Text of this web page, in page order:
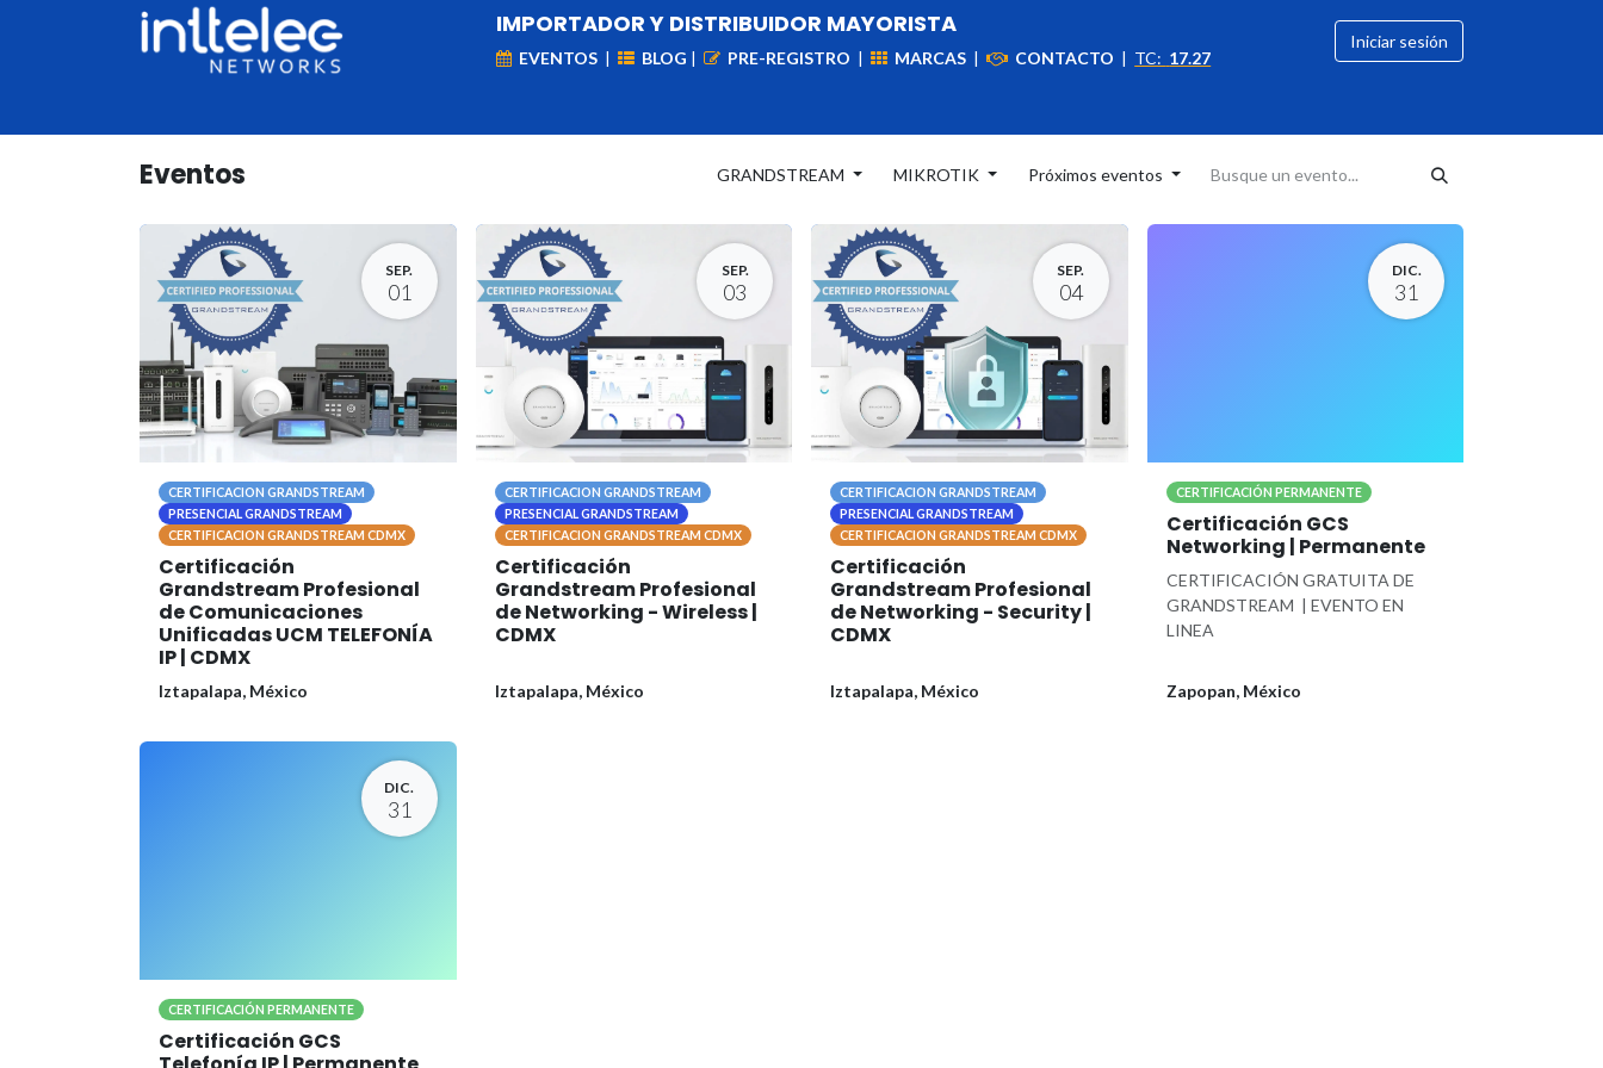
IMPORTADOR Y DISTRIBUIDOR MAYORISTA
EVENTOS | BLOG | PRE-REGISTRO | MARCAS | CONTACTO | TC: 17.27
Iniciar sesión
Eventos GRANDSTREAM MIKROTIK Próximos eventos
SEP.
01
CERTIFICACION GRANDSTREAM
PRESENCIAL GRANDSTREAM
CERTIFICACION GRANDSTREAM CDMX
Certificación
Grandstream Profesional
de Comunicaciones
Unificadas UCM TELEFONÍA
IP | CDMX
Iztapalapa, México
SEP.
03
CERTIFICACION GRANDSTREAM
PRESENCIAL GRANDSTREAM
CERTIFICACION GRANDSTREAM CDMX
Certificación
Grandstream Profesional
de Networking - Wireless |
CDMX
Iztapalapa, México
SEP.
04
CERTIFICACION GRANDSTREAM
PRESENCIAL GRANDSTREAM
CERTIFICACION GRANDSTREAM CDMX
Certificación
Grandstream Profesional
de Networking - Security |
CDMX
Iztapalapa, México
DIC.
31
CERTIFICACIÓN PERMANENTE
Certificación GCS
Networking | Permanente
CERTIFICACIÓN GRATUITA DE
GRANDSTREAM | EVENTO EN
LINEA
Zapopan, México
DIC.
31
CERTIFICACIÓN PERMANENTE
Certificación GCS